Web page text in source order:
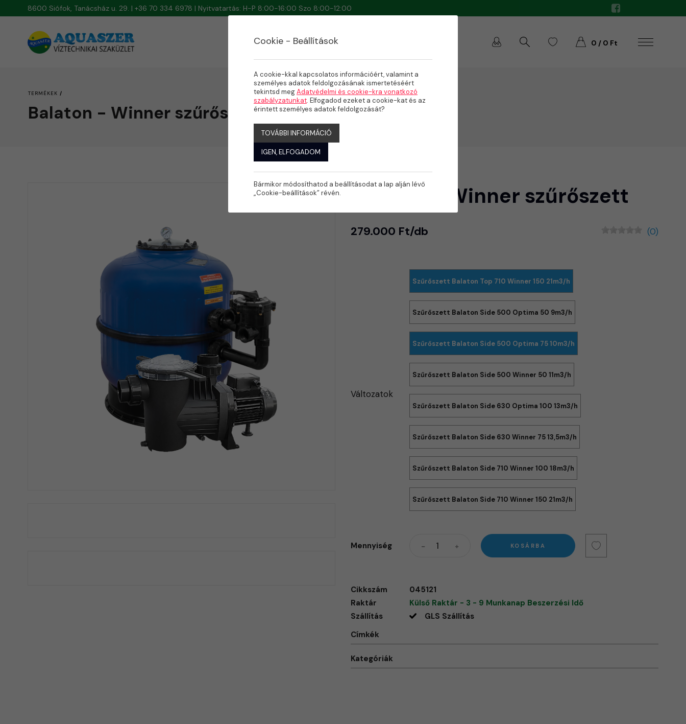
8600 Siófok, Tanácsház u. 29. | +36 70 334 6978 | Nyitvatartás: H-P 8:00-16:00 Szo 8:00-12:00
0 / 0 Ft
TERMÉKEK /
Balaton - Winner szűrőszett
Balaton - Winner szűrőszett
279.000 Ft/db (0)
Változatok
Szűrőszett Balaton Top 710 Winner 150 21m3/h
Szűrőszett Balaton Side 500 Optima 50 9m3/h
Szűrőszett Balaton Side 500 Optima 75 10m3/h
Szűrőszett Balaton Side 500 Winner 50 11m3/h
Szűrőszett Balaton Side 630 Optima 100 13m3/h
Szűrőszett Balaton Side 630 Winner 75 13,5m3/h
Szűrőszett Balaton Side 710 Winner 100 18m3/h
Szűrőszett Balaton Side 710 Winner 150 21m3/h
Mennyiség KOSÁRBA
Cikkszám
045121
Raktár
Külső Raktár - 3 - 9 Munkanap Beszerzési Idő
Szállítás
GLS Szállítás
Címkék
Kategóriák
Cookie - Beállítások
A cookie-kkal kapcsolatos információért, valamint a
személyes adatok feldolgozásának ismertetéséért
tekintsd megAdatvédelmi és cookie-kra vonatkozó
szabályzatunkat. Elfogadod ezeket a cookie-kat és az
érintett személyes adatok feldolgozását?
TOVÁBBI INFORMÁCIÓ
IGEN, ELFOGADOM
Bármikor módosíthatod a beállításodat a lap alján lévő
„Cookie-beállítások” révén.